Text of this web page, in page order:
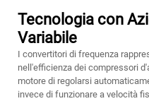
Tecnologia con
Variabile
I convertitori di frequenza
nell'efficienza dei compressori
motore di regolarsi
invece di funzionare a velocità